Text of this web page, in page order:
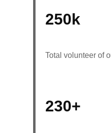
250k
Total volunteer of
231+